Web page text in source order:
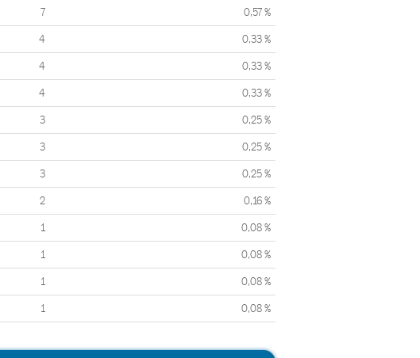
7 0,57 %
4 0,33 %
4 0,33 %
4 0,33 %
3 0,25 %
3 0,25 %
3 0,25 %
2 0,16 %
1 0,08 %
1 0,08 %
1 0,08 %
1 0,08 %